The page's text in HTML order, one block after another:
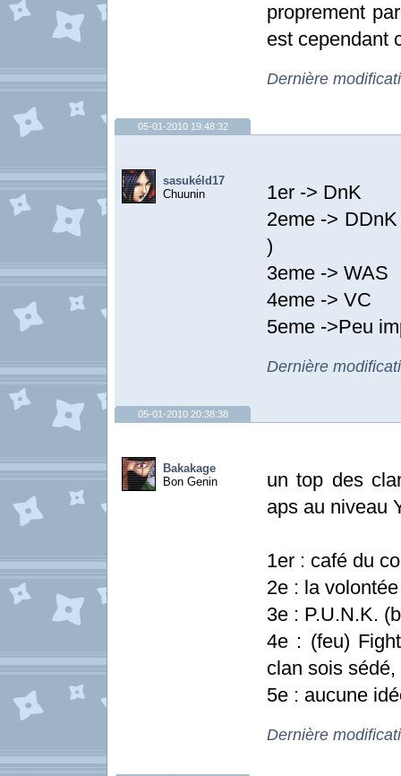
proprement
est cependant
Dernière
05-01-2010 19:48:32
sasukéld17
Chuunin
1er -> DnK
2eme ->
)
3eme -> WAS
4eme -> VC
5eme ->Peu
Dernière
05-01-2010 20:38:38
Bakakage
Bon Genin
un top des
aps au niveau
1er : café du
2e : la
3e : P.U.N.K.
4e : (feu)
clan sois
5e : aucune
Dernière